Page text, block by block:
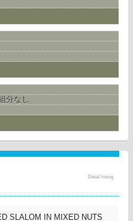
分なし
Detail listing
SLALOM IN MIXED NUTS